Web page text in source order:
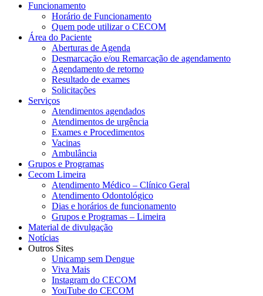
Funcionamento
Horário de Funcionamento
Quem pode utilizar o CECOM
Área do Paciente
Aberturas de Agenda
Desmarcação e/ou Remarcação de agendamento
Agendamento de retorno
Resultado de exames
Solicitações
Serviços
Atendimentos agendados
Atendimentos de urgência
Exames e Procedimentos
Vacinas
Ambulância
Grupos e Programas
Cecom Limeira
Atendimento Médico – Clínico Geral
Atendimento Odontológico
Dias e horários de funcionamento
Grupos e Programas – Limeira
Material de divulgação
Notícias
Outros Sites
Unicamp sem Dengue
Viva Mais
Instagram do CECOM
YouTube do CECOM